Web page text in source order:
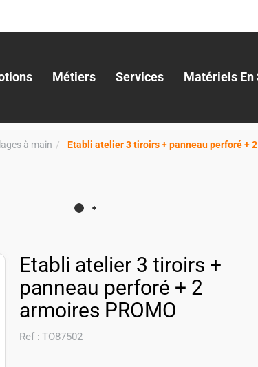
Métiers Services Matériels En
à main Etabli atelier 3 tiroirs + panneau perforé +
Etabli atelier 3 tiroirs +
panneau perforé + 2
armoires PROMO
Ref : TO87502